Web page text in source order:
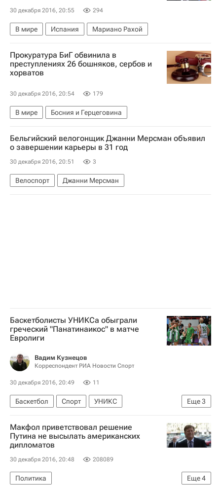
30 декабря 2016, 20:55 294
В мире Испания Мариано Рахой
Прокуратура БиГ обвинила в
преступлениях 26 бошняков, сербов и
хорватов
30 декабря 2016, 20:54 179
В мире Босния и Герцеговина
Бельгийский велогонщик Джанни Мерсман объявил
о завершении карьеры в 31 год
30 декабря 2016, 20:51 3
Велоспорт Джанни Мерсман
Баскетболисты УНИКСа обыграли
греческий "Панатинаикос" в матче
Евролиги
Вадим Кузнецов
Корреспондент РИА Новости Спорт
30 декабря 2016, 20:49 11
Еще3
Баскетбол Спорт
УНИКС
Панатинаикос
Кит Лэнгфорд Евролига
Макфол приветствовал решение
Путина не высылать американских
дипломатов
30 декабря 2016, 20:48 208089
Еще4
Политика